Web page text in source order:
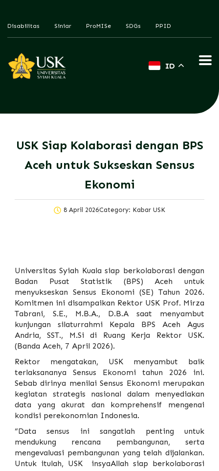
Disabilitas Siniar ProMISe SDGs PPID
ID
USK Siap Kolaborasi dengan BPS
Aceh untuk Sukseskan Sensus
Ekonomi
8 April 2026Category: Kabar USK
Universitas Syiah Kualasiap berkolaborasi dengan
Badan Pusat Statistik (BPS) Aceh untuk
menyukseskan Sensus Ekonomi (SE) Tahun 2026.
Komitmen ini disampaikan Rektor USK Prof. Mirza
Tabrani, S.E., M.B.A., D.B.A saat menyambut
kunjungan silaturrahmi Kepala BPS Aceh Agus
Andria, SST., M.Si di Ruang Kerja Rektor USK.
(Banda Aceh, 7 April 2026).
Rektor mengatakan, USK menyambut baik
terlaksananya Sensus Ekonomi tahun 2026 ini.
Sebab dirinya menilai Sensus Ekonomi merupakan
kegiatan strategis nasional dalam menyediakan
data yang akurat dan komprehensif mengenai
kondisi perekonomian Indonesia.
“Data sensus ini sangatlah penting untuk
mendukung rencana pembangunan, serta
mengevaluasi pembangunan yang telah dijalankan.
Untuk itulah, USK insyaAllah siap berkolaborasi